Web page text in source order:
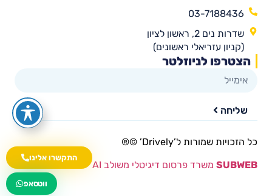
התקשרו אלינו
wa.me/535216644
ווטסאפ
03-7188436
שדרות נים 2, ראשון לציון
(קניון עזריאלי ראשונים)
הצטרפו לניוזלטר
שליחה
כל הזכויות שמורות ל’Drively’ ©®​
SUBWEB משרד פרסום דיגיטלי משולב AI